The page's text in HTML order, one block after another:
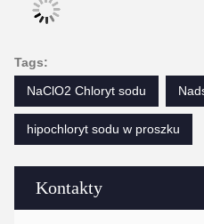
Kontakty
Tags:
NaClO2 Chloryt sodu
hipochloryt sodu w proszku